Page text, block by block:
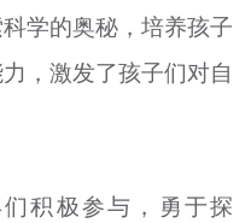
学的奥秘，培养孩子
，激发了孩子们对自
积极参与，勇于探